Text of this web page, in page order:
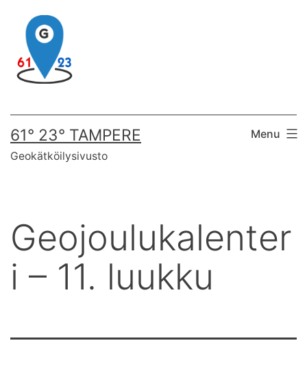
content
61° 23° TAMPERE
Geokätköilysivusto
Menu
Geojoulukalenter
i – 11. luukku